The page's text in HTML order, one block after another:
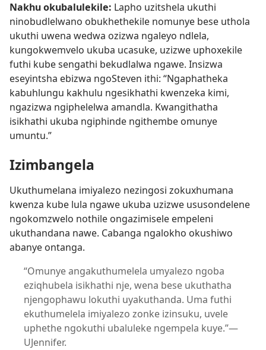
Nakhu okubalulekile: Lapho uzitshela ukuthi
ninobudlelwano obukhethekile nomunye bese uthola
ukuthi uwena wedwa ozizwa ngaleyo ndlela,
kungokwemvelo ukuba ucasuke, uzizwe uphoxekile
futhi kube sengathi bekudlalwa ngawe. Insizwa
eseyintsha ebizwa ngoSteven ithi: “Ngaphatheka
kabuhlungu kakhulu ngesikhathi kwenzeka kimi,
ngazizwa ngiphelelwa amandla. Kwangithatha
isikhathi ukuba ngiphinde ngithembe omunye
umuntu.”
Izimbangela
Ukuthumelana imiyalezo nezingosi zokuxhumana
kwenza kube lula ngawe ukuba uzizwe ususondelene
ngokomzwelo nothile ongazimisele empeleni
ukuthandana nawe. Cabanga ngalokho okushiwo
abanye ontanga.
“Omunye angakuthumelela umyalezo ngoba
eziqhubela isikhathi nje, wena bese ukuthatha
njengophawu lokuthi uyakuthanda. Uma futhi
ekuthumelela imiyalezo zonke izinsuku, uvele
uphethe ngokuthi ubaluleke ngempela kuye.”—
UJennifer.